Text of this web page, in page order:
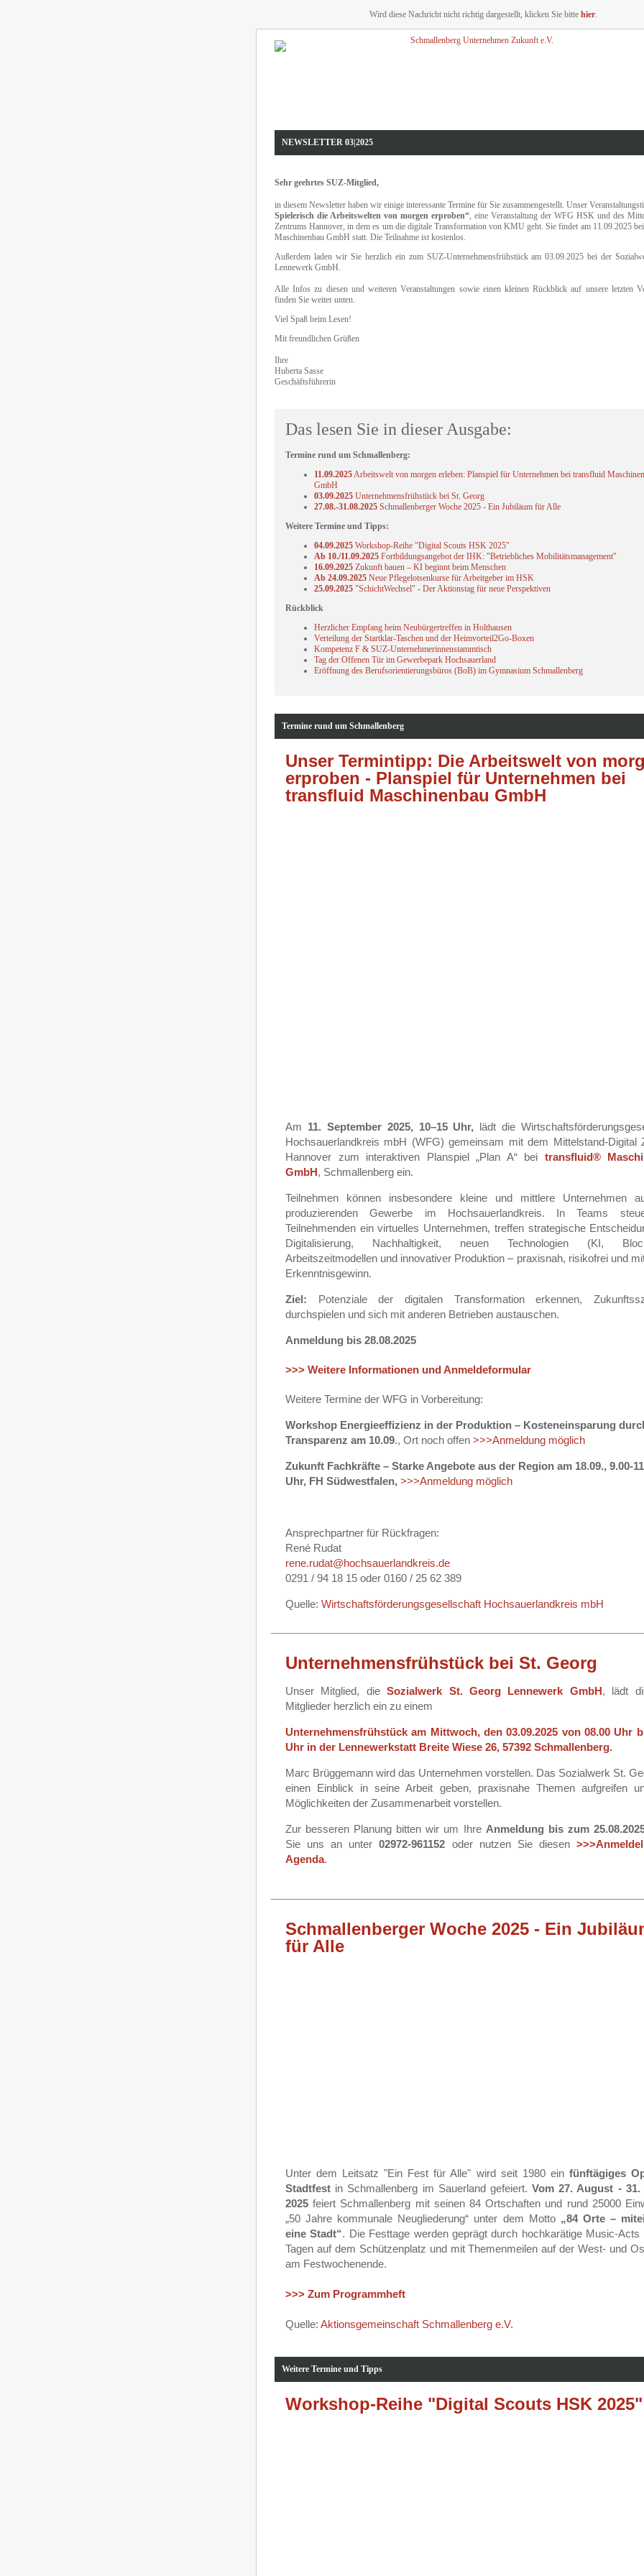
Wird diese Nachricht nicht richtig dargestellt, klicken Sie bitte hier.
NEWSLETTER 03|2025
Sehr geehrtes SUZ-Mitglied,
in diesem Newsletter haben wir einige interessante Termine für Sie zusammengestellt. Unser
Spielerisch die Arbeitswelten von morgen erproben“, eine Veranstaltung der WFG HSK und des
Zentrums Hannover, in dem es um die digitale Transformation von KMU geht. Sie findet am 11.09.2025
Maschinenbau GmbH statt. Die Teilnahme ist kostenlos.
Außerdem laden wir Sie herzlich ein zum SUZ-Unternehmensfrühstück am 03.09.2025 bei der
Lennewerk GmbH.
Alle Infos zu diesen und weiteren Veranstaltungen sowie einen kleinen Rückblick auf unsere letzten
finden Sie weiter unten.
Viel Spaß beim Lesen!
Mit freundlichen Grüßen
Ihre
Huberta Sasse
Geschäftsführerin
Das lesen Sie in dieser Ausgabe:
Termine rund um Schmallenberg:
11.09.2025Arbeitswelt von morgen erleben: Planspiel für Unternehmen bei transfluid
GmbH
03.09.2025 Unternehmensfrühstück bei St. Georg
27.08.-31.08.2025 Schmallenberger Woche 2025 - Ein Jubiläum für Alle
Weitere Termine und Tipps:
04.09.2025 Workshop-Reihe "Digital Scouts HSK 2025"
Ab 10./11.09.2025 Fortbildungsangebot der IHK: "Betriebliches Mobilitätsmanagement"
16.09.2025 Zukunft bauen – KI beginnt beim Menschen
Ab 24.09.2025 Neue Pflegelotsenkurse für Arbeitgeber im HSK
25.09.2025 "SchichtWechsel" - Der Aktionstag für neue Perspektiven
Rückblick
Herzlicher Empfang beim Neubürgertreffen in Holthausen
Verteilung der Startklar-Taschen und der Heimvorteil2Go-Boxen
Kompetenz F & SUZ-Unternehmerinnenstammtisch
Tag der Offenen Tür im Gewerbepark Hochsauerland
Eröffnung des Berufsorientierungsbüros (BoB) im Gymnasium Schmallenberg
Termine rund um Schmallenberg
Unser Termintipp: Die Arbeitswelt von
erproben - Planspiel für Unternehmen bei
transfluid Maschinenbau GmbH
Am 11. September 2025, 10–15 Uhr, lädt die
Hochsauerlandkreis mbH (WFG) gemeinsam mit dem Mittelstand-Digital
Hannover zum interaktiven Planspiel „Plan A“ bei transfluid®
GmbH, Schmallenberg ein.
Teilnehmen können insbesondere kleine und mittlere Unternehmen
produzierenden Gewerbe im Hochsauerlandkreis. In Teams
Teilnehmenden ein virtuelles Unternehmen, treffen strategische
Digitalisierung, Nachhaltigkeit, neuen Technologien (KI,
Arbeitszeitmodellen und innovativer Produktion – praxisnah, risikofrei und
Erkenntnisgewinn.
Ziel: Potenziale der digitalen Transformation erkennen,
durchspielen und sich mit anderen Betrieben austauschen.
Anmeldung bis 28.08.2025
>>> Weitere Informationen und Anmeldeformular
Weitere Termine der WFG in Vorbereitung:
Workshop Energieeffizienz in der Produktion – Kosteneinsparung
Transparenz am 10.09., Ort noch offen >>>Anmeldung möglich
Zukunft Fachkräfte – Starke Angebote aus der Region am 18.09., 9.00-
Uhr, FH Südwestfalen, >>>Anmeldung möglich
Ansprechpartner für Rückfragen:
René Rudat
rene.rudat@hochsauerlandkreis.de
0291 / 94 18 15 oder 0160 / 25 62 389
Quelle: Wirtschaftsförderungsgesellschaft Hochsauerlandkreis mbH
Unternehmensfrühstück bei St. Georg
Unser Mitglied, dieSozialwerk St. Georg Lennewerk GmbH, lädt
Mitglieder herzlich ein zu einem
Unternehmensfrühstück am Mittwoch, den 03.09.2025 von 08.00 Uhr
Uhr in der Lennewerkstatt Breite Wiese 26, 57392 Schmallenberg.
Marc Brüggemann wird das Unternehmen vorstellen. Das Sozialwerk St.
einen Einblick in seine Arbeit geben, praxisnahe Themen aufgreifen
Möglichkeiten der Zusammenarbeit vorstellen.
Zur besseren Planung bitten wir um Ihre Anmeldung bis zum
Sie uns an unter02972-961152 oder nutzen Sie diesen
Agenda.
Schmallenberger Woche 2025 - Ein
für Alle
Unter dem Leitsatz "Ein Fest für Alle" wird seit 1980 ein fünftägiges
Stadtfest in Schmallenberg im Sauerland gefeiert.Vom 27. August - 31.
2025 feiert Schmallenberg mit seinen 84 Ortschaften und rund 25000
„50 Jahre kommunale Neugliederung“ unter dem Motto „84 Orte –
eine Stadt“. Die Festtage werden geprägt durch hochkarätige Music-Acts
Tagen auf dem Schützenplatz und mit Themenmeilen auf der West- und
am Festwochenende.
>>> Zum Programmheft
Quelle: Aktionsgemeinschaft Schmallenberg e.V.
Weitere Termine und Tipps
Workshop-Reihe "Digital Scouts HSK 2025"